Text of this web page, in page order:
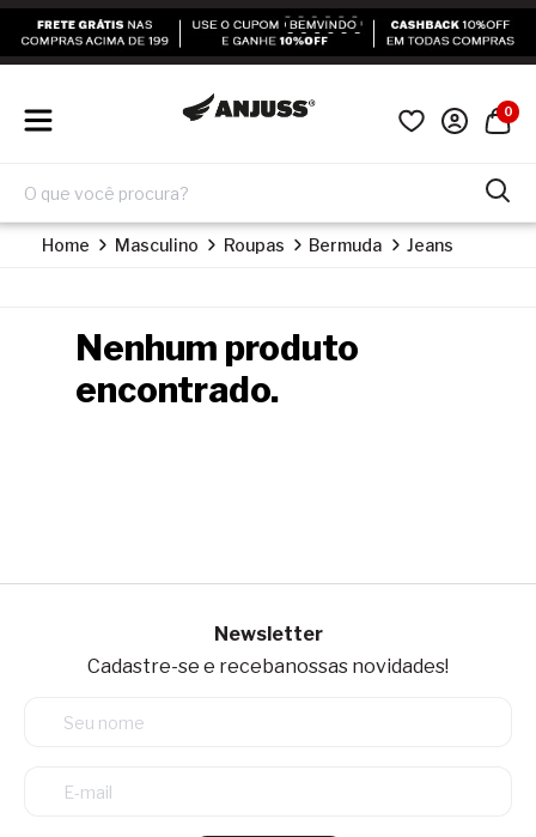
0
Home Masculino Roupas Bermuda Jeans
Nenhum produto
encontrado.
Newsletter
Cadastre-se e recebanossas novidades!